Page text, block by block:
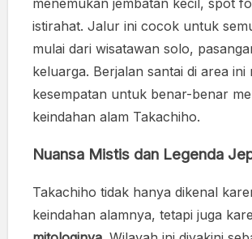
istirahat. Jalur ini cocok untuk
mulai dari wisatawan solo,
keluarga. Berjalan santai di area ini
kesempatan untuk benar-benar
keindahan alam Takachiho.
Nuansa Mistis dan Legenda
Takachiho tidak hanya dikenal
keindahan alamnya, tetapi juga